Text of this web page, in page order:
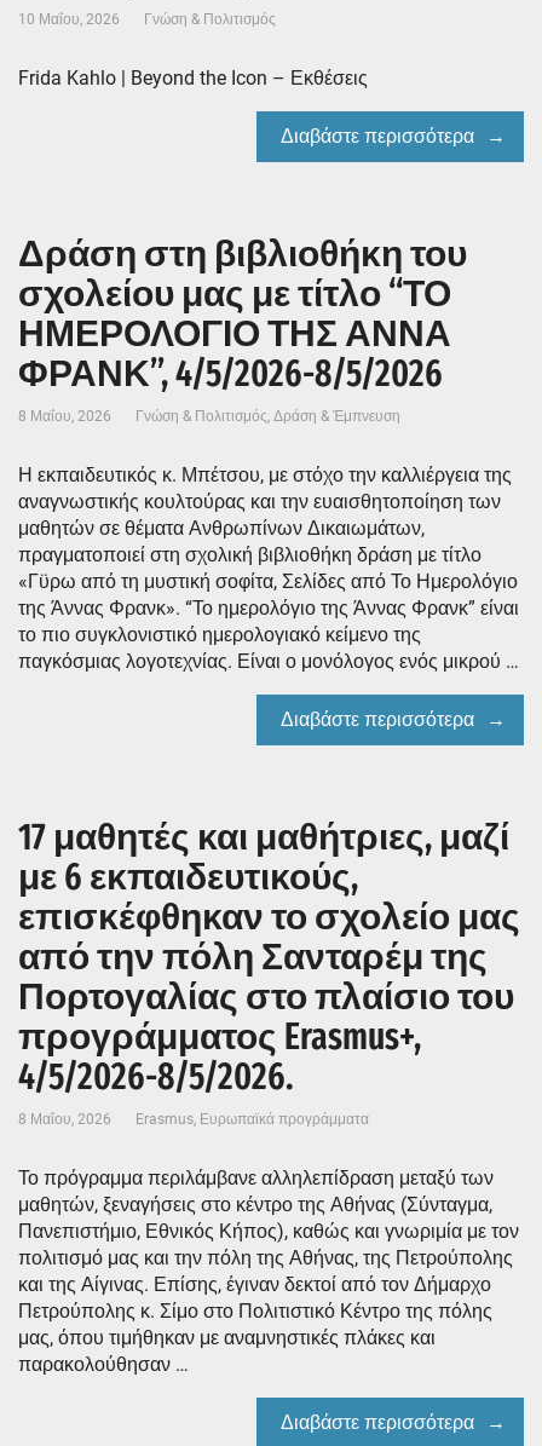
10 Μαΐου, 2026 Γνώση & Πολιτισμός
Frida Kahlo | Beyond the Icon – Εκθέσεις
Διαβάστε περισσότερα
Δράση στη βιβλιοθήκη του
σχολείου μας με τίτλο “ΤΟ
ΗΜΕΡΟΛΟΓΙΟ ΤΗΣ ΑΝΝΑ
ΦΡΑΝΚ”, 4/5/2026-8/5/2026
8 Μαΐου, 2026 Γνώση & Πολιτισμός Δράση & Έμπνευση
Η εκπαιδευτικός κ. Μπέτσου, με στόχο την καλλιέργεια της
αναγνωστικής κουλτούρας και την ευαισθητοποίηση των
μαθητών σε θέματα Ανθρωπίνων Δικαιωμάτων,
πραγματοποιεί στη σχολική βιβλιοθήκη δράση με τίτλο
«Γϋρω από τη μυστική σοφίτα, Σελίδες από Το Ημερολόγιο
της Άννας Φρανκ». “Το ημερολόγιο της Άννας Φρανκ” είναι
το πιο συγκλονιστικό ημερολογιακό κείμενο της
παγκόσμιας λογοτεχνίας. Είναι ο μονόλογος ενός μικρού …
Διαβάστε περισσότερα
17 μαθητές και μαθήτριες, μαζί
με 6 εκπαιδευτικούς,
επισκέφθηκαν το σχολείο μας
από την πόλη Σανταρέμ της
Πορτογαλίας στο πλαίσιο του
προγράμματος Erasmus+,
4/5/2026-8/5/2026.
8 Μαΐου, 2026 Erasmus Ευρωπαϊκά προγράμματα
Το πρόγραμμα περιλάμβανε αλληλεπίδραση μεταξύ των
μαθητών, ξεναγήσεις στο κέντρο της Αθήνας (Σύνταγμα,
Πανεπιστήμιο, Εθνικός Κήπος), καθώς και γνωριμία με τον
πολιτισμό μας και την πόλη της Αθήνας, της Πετρούπολης
και της Αίγινας. Επίσης, έγιναν δεκτοί από τον Δήμαρχο
Πετρούπολης κ. Σίμο στο Πολιτιστικό Κέντρο της πόλης
μας, όπου τιμήθηκαν με αναμνηστικές πλάκες και
παρακολούθησαν …
Διαβάστε περισσότερα